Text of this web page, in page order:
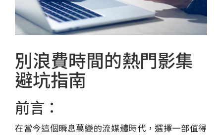
別浪費時間的熱門影集
避坑指南
前言：
在當今這個瞬息萬變的流媒體時代，選擇一部值得